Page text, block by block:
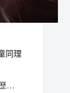
同理
歷…